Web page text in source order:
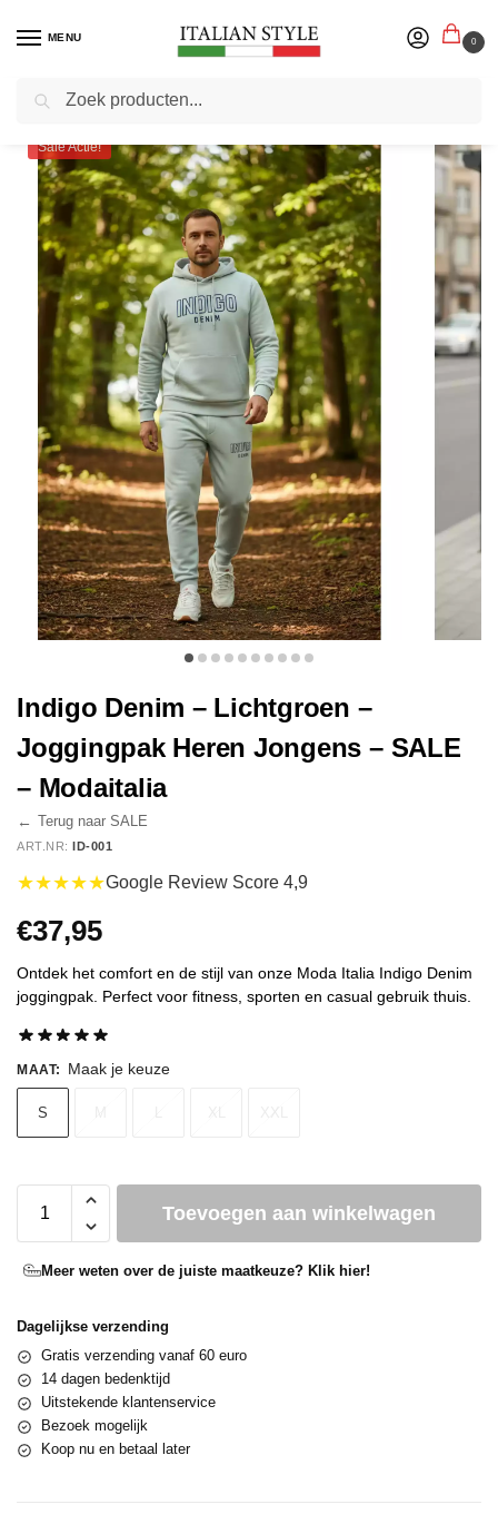
MENU 0
Home Herenmode / Joggingpakken
Sale Actie!
Indigo Denim – Lichtgroen –
Joggingpak Heren Jongens – SALE
– Modaitalia
← Terug naar SALE
ART.NR: ID-001
★★★★★Google Review Score 4,9
€37,95
Ontdek het comfort en de stijl van onze Moda Italia Indigo Denim
joggingpak. Perfect voor fitness, sporten en casual gebruik thuis.
MAAT: Maak je keuze
S
Toevoegen aan winkelwagen
Meer weten over de juiste maatkeuze? Klik hier!
Dagelijkse verzending
Gratis verzending vanaf 60 euro
14 dagen bedenktijd
Uitstekende klantenservice
Bezoek mogelijk
Koop nu en betaal later